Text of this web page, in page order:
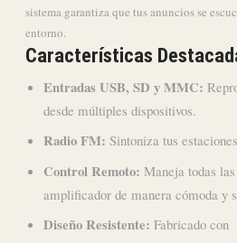
sistema garantiza que tus anuncios se
entorno.
Características
Entradas USB, SD y MMC:
desde múltiples dispositivos.
Radio FM: Sintoniza tus
Control Remoto: Maneja todas
amplificador de manera cómoda y
Diseño Resistente: Fabricado con